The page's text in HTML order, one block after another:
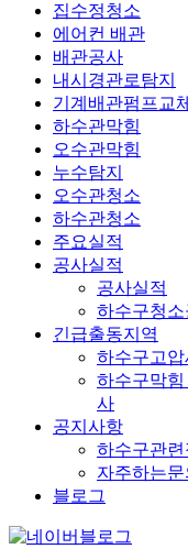
집수정청소
에어컨 배관
배관공사
내시경관로탐지
기계배관펌프교체
하수관막힘
오수관막힘
누수탐지
오수관청소
하수관청소
주요실적
공사실적
공사실적
하수구청
긴급출동지역
하수구고
하수구막
사
공지사항
하수구관련
자주하는문
블로그
네